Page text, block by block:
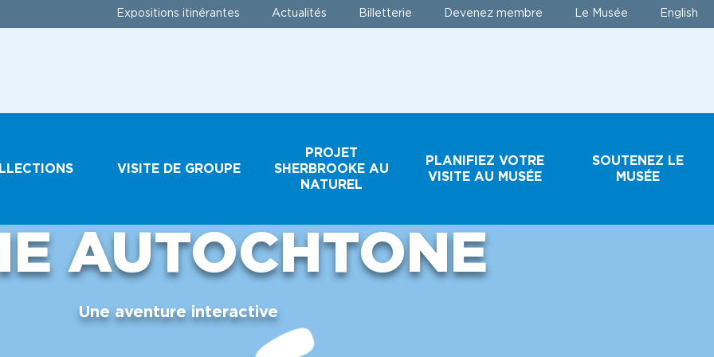
Expositions itinérantes Actualités Billetterie Devenez membre Le Musée English
VISITE DE GROUPE
GROUPES
SCOLAIRES ET
JEUNESSE
PROJET
SHERBROOKE AU
NATUREL
PLANIFIEZ VOTRE
VISITE AU MUSÉE
HORAIRE ET
TARIFS
SOUTENEZ LE
MUSÉE
AUTOCHTONE
Une aventure interactive